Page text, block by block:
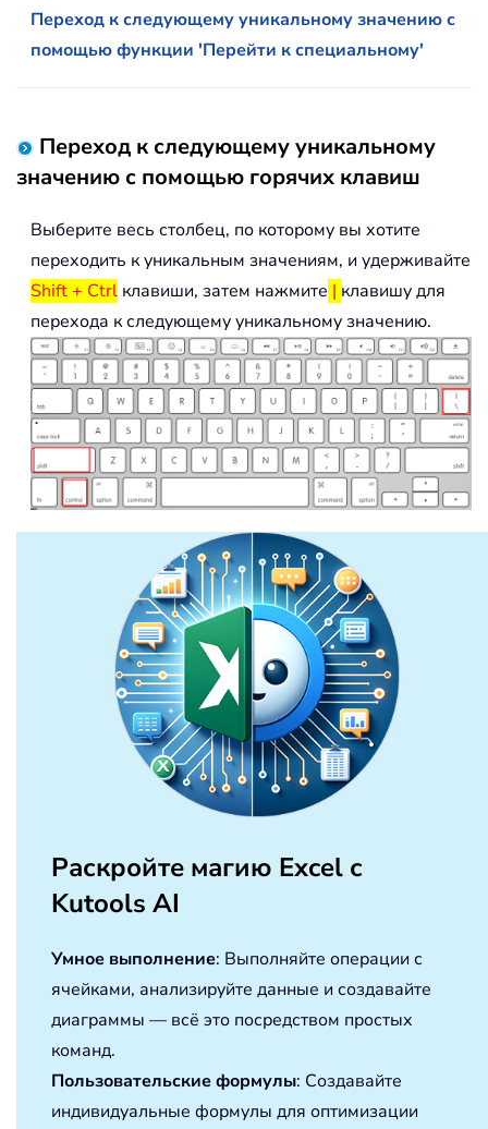
Переход к следующему уникальному значению с
помощью функции 'Перейти к специальному'
Переход к следующему уникальному
значению с помощью горячих клавиш
Выберите весь столбец, по которому вы хотите
переходить к уникальным значениям, и удерживайте
Shift + Ctrl клавиши, затем нажмите | клавишу для
перехода к следующему уникальному значению.
Раскройте магию Excel с
Kutools AI
Умное выполнение: Выполняйте операции с
ячейками, анализируйте данные и создавайте
диаграммы — всё это посредством простых
команд.
Пользовательские формулы: Создавайте
индивидуальные формулы для оптимизации